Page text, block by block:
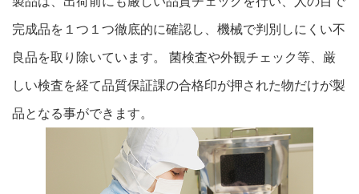
完成品を１つ１つ徹底的に確認し、機械で判別しにくい不
良品を取り除いています。 菌検査や外観チェック等、厳
しい検査を経て品質保証課の合格印が押された物だけが製
品となる事ができます。